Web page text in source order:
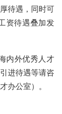
待遇，同时可
资待遇叠加发
内外优秀人才
进待遇等请咨
办公室）。